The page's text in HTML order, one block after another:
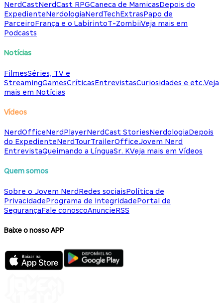
NerdCastNerdCast RPGCaneca de MamicasDepois do
ExpedienteNerdologiaNerdTechExtrasPapo de
ParceiroFrança e o LabirintoT-ZombiiVeja mais em
Podcasts
Notícias
FilmesSéries, TV e
StreamingGamesCríticasEntrevistasCuriosidades e etc.Veja
mais em Notícias
Vídeos
NerdOfficeNerdPlayerNerdCast StoriesNerdologiaDepois
do ExpedienteNerdTourTrailerOfficeJovem Nerd
EntrevistaQueimando a LínguaSr. KVeja mais em Vídeos
Quem somos
Sobre o Jovem NerdRedes sociaisPolítica de
PrivacidadePrograma de IntegridadePortal de
SegurançaFale conoscoAnuncieRSS
Baixe o nosso APP